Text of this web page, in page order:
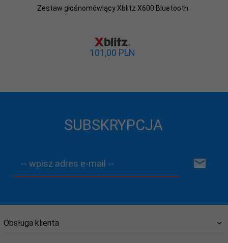
Zestaw głośnomówiący Xblitz X600 Bluetooth
101,00 PLN
SUBSKRYPCJA
-- wpisz adres e-mail --
Obsługa klienta